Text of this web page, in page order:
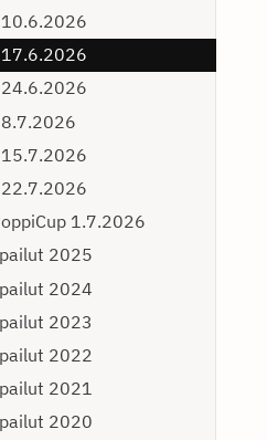
10.6.2026
17.6.2026
24.6.2026
8.7.2026
15.7.2026
22.7.2026
1.7.2026
2025
2024
2023
2022
2021
2020